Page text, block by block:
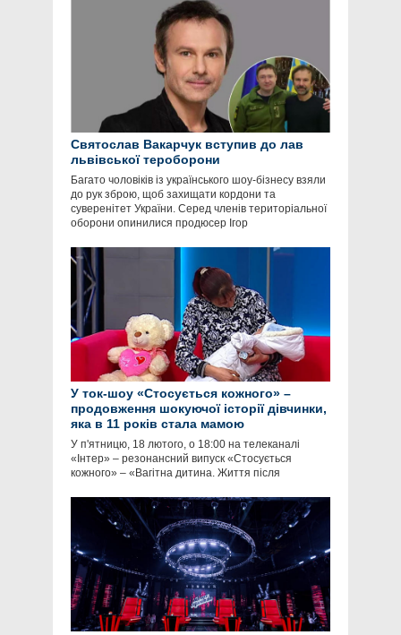
Святослав Вакарчук вступив до лав
львівської тероборони
Багато чоловіків із українського шоу-бізнесу взяли
до рук зброю, щоб захищати кордони та
суверенітет України. Серед членів територіальної
оборони опинилися продюсер Ігор
У ток-шоу «Стосується кожного» –
продовження шокуючої історії дівчинки,
яка в 11 років стала мамою
У п'ятницю, 18 лютого, о 18:00 на телеканалі
«Інтер» – резонансний випуск «Стосується
кожного» – «Вагітна дитина. Життя після